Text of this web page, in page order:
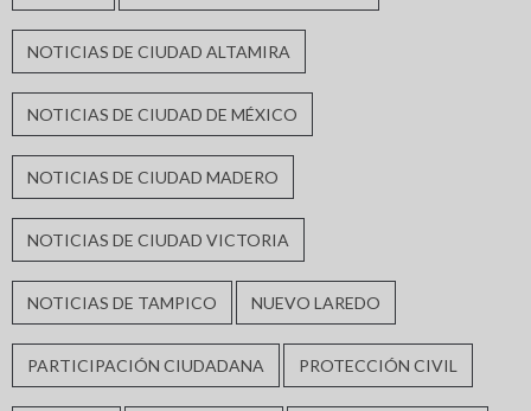
NOTICIAS DE CIUDAD ALTAMIRA
NOTICIAS DE CIUDAD DE MÉXICO
NOTICIAS DE CIUDAD MADERO
NOTICIAS DE CIUDAD VICTORIA
NOTICIAS DE TAMPICO NUEVO LAREDO
PARTICIPACIÓN CIUDADANA PROTECCIÓN CIVIL